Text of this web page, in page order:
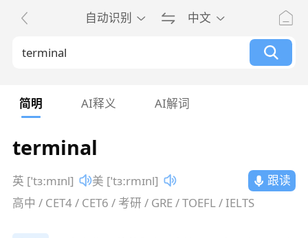
自动识别 中文
简明 AI释义 AI解词
terminal
英 [ˈtɜːmɪnl] 美 [ˈtɜːrmɪnl]
跟读
高中 / CET4 / CET6 / 考研 / GRE / TOEFL / IELTS